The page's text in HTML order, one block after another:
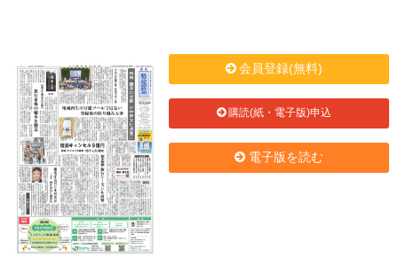
会員登録(無料)
購読(紙・電子版)申込
電子版を読む